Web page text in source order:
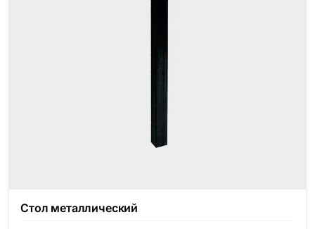
Стол металлический